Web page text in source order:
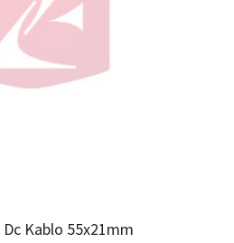
Kablo 55x21mm